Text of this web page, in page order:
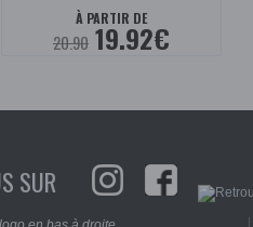
À PARTIR DE
20.90 19.92€
SUR